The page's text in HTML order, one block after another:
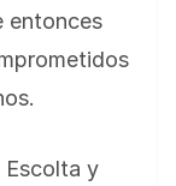
entonces
Escolta y